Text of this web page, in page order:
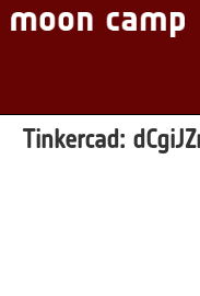
Tinkercad: